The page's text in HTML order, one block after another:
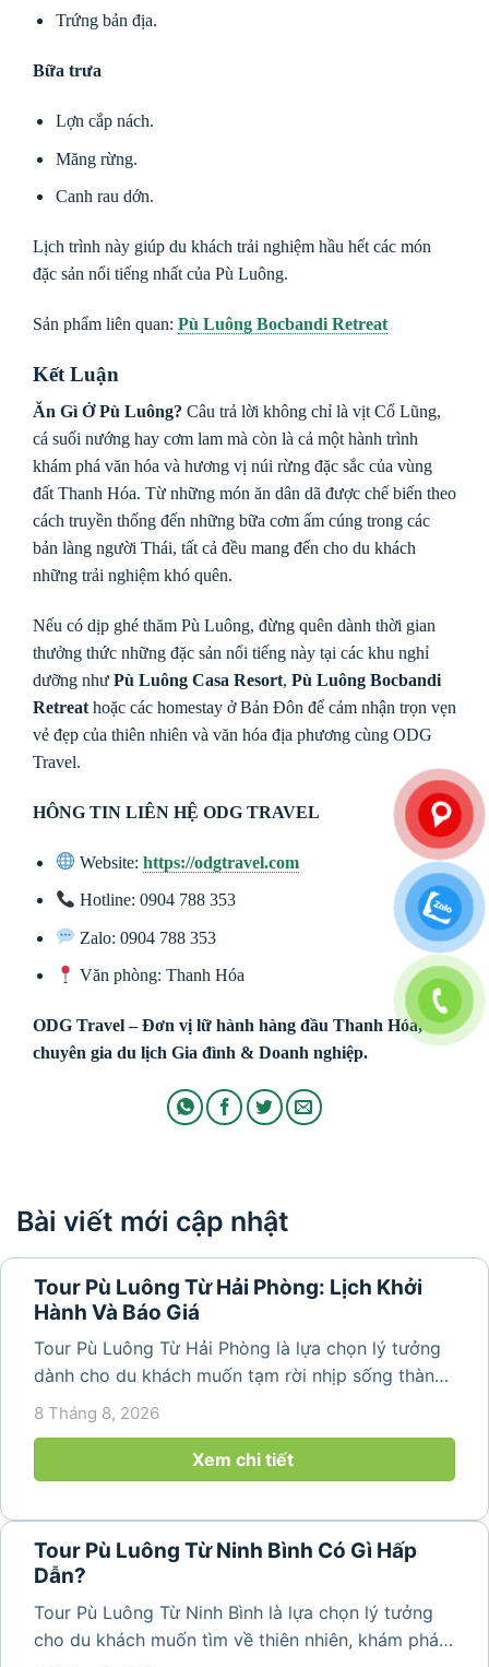
Trứng bản địa.
Bữa trưa
Lợn cắp nách.
Măng rừng.
Canh rau dớn.
Lịch trình này giúp du khách trải nghiệm hầu hết các món
đặc sản nổi tiếng nhất của Pù Luông.
Sản phẩm liên quan: Pù Luông Bocbandi Retreat
Kết Luận
Ăn Gì Ở Pù Luông? Câu trả lời không chỉ là vịt Cổ Lũng,
cá suối nướng hay cơm lam mà còn là cả một hành trình
khám phá văn hóa và hương vị núi rừng đặc sắc của vùng
đất Thanh Hóa. Từ những món ăn dân dã được chế biến theo
cách truyền thống đến những bữa cơm ấm cúng trong các
bản làng người Thái, tất cả đều mang đến cho du khách
những trải nghiệm khó quên.
Nếu có dịp ghé thăm Pù Luông, đừng quên dành thời gian
thưởng thức những đặc sản nổi tiếng này tại các khu nghỉ
dưỡng như Pù Luông Casa Resort, Pù Luông Bocbandi
Retreat hoặc các homestay ở Bản Đôn để cảm nhận trọn vẹn
vẻ đẹp của thiên nhiên và văn hóa địa phương cùng ODG
Travel.
HÔNG TIN LIÊN HỆ ODG TRAVEL
Website:https://odgtravel.com
Hotline: 0904 788 353
Zalo: 0904 788 353
Văn phòng: Thanh Hóa
ODG Travel – Đơn vị lữ hành hàng đầu Thanh Hóa,
chuyên gia du lịch Gia đình & Doanh nghiệp.
Bài viết mới cập nhật
Tour Pù Luông Từ Hải Phòng: Lịch Khởi
Hành Và Báo Giá
Tour Pù Luông Từ Hải Phòng là lựa chọn lý tưởng
dành cho du khách muốn tạm rời nhịp sống thành
phố để tìm về không gian núi rừng trong lành,
thang đặc trưng. Từ...
8 Tháng 8, 2026
Xem chi tiết
Tour Pù Luông Từ Ninh Bình Có Gì Hấp
Dẫn?
Tour Pù Luông Từ Ninh Bình là lựa chọn lý tưởng
cho du khách muốn tìm về thiên nhiên, khám phá